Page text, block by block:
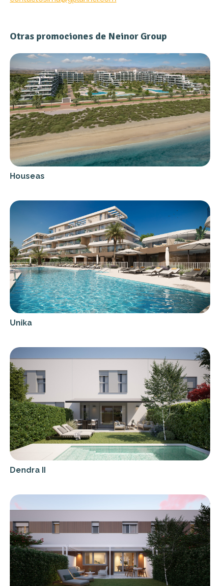
Otras promociones de Neinor Group
Houseas
Unika
Dendra II